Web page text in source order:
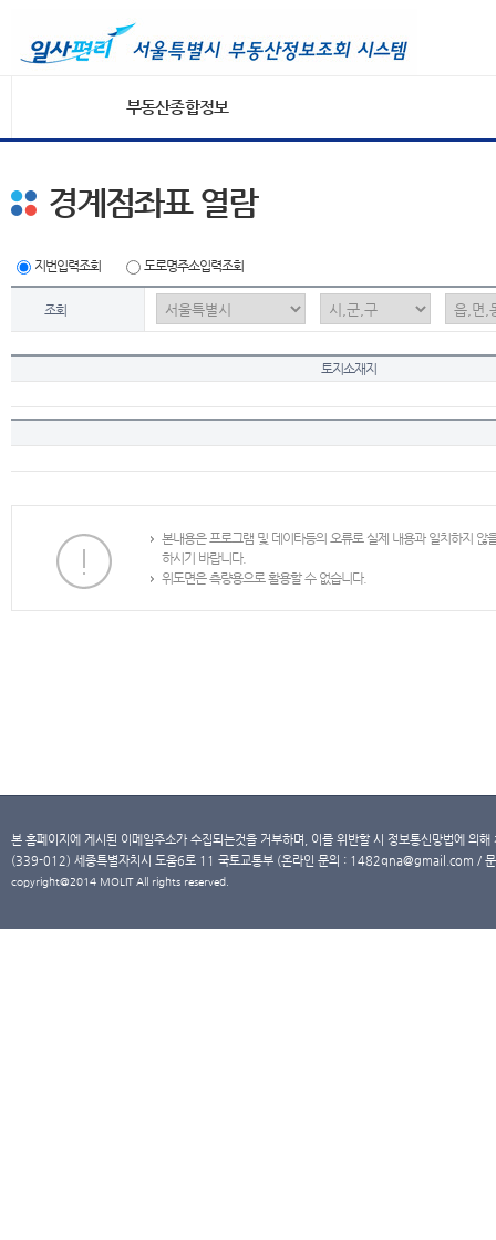
부동산종합정보
경계점좌표 열람
지번입력조회 도로명주소입력조회
조회
토지소재지
본내용은 프로그램 및 데이타등의 오류로 실제 내용과 일치하지
하시기 바랍니다.
위도면은 측량용으로 활용할 수 없습니다.
본 홈페이지에 게시된 이메일주소가 수집되는것을 거부하며, 이를 위반할 시 정보통신망법에 의
(339-012) 세종특별자치시 도움6로 11 국토교통부 (온라인 문의 : 1482qna@gmail.com /
copyright@2014 MOLIT All rights reserved.